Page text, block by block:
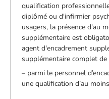
qualification
diplômé ou d'infirmier
usagers, la présence d'au
supplémentaire est
agent d'encadrement
supplémentaire complet
– parmi le personnel
une qualification d’au